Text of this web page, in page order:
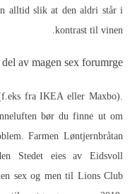
alltid slik at den aldri står i
kontrast til vinen.
av magen sex forumrge
fra IKEA eller Maxbo).
bør du finne ut om
Farmen Løntjernbråtan
Stedet eies av Eidsvoll
sex og men til Lions Club